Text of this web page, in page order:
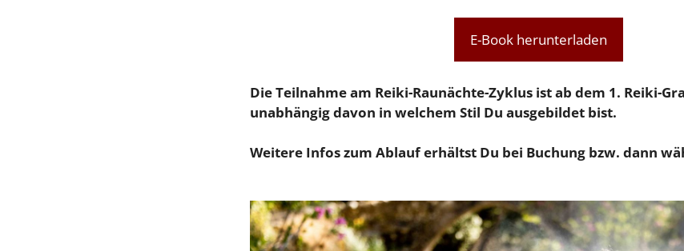
E-Book herunterladen
Die Teilnahme am Reiki-Raunächte-Zyklus ist ab dem 1. Reiki-
unabhängig davon in welchem Stil Du ausgebildet bist.
Weitere Infos zum Ablauf erhältst Du bei Buchung bzw. dann